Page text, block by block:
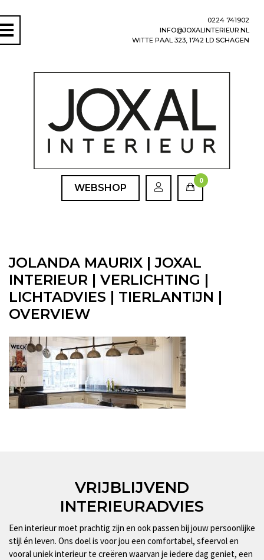
0224 741902
INFO@JOXALINTERIEUR.NL
WITTE PAAL 323, 1742 LD SCHAGEN
WEBSHOP
0
JOLANDA MAURIX | JOXAL
INTERIEUR | VERLICHTING |
LICHTADVIES | TIERLANTIJN |
OVERVIEW
VRIJBLIJVEND
INTERIEURADVIES
Een interieur moet prachtig zijn en ook passen bij jouw persoonlijke
stijl én leven. Ons doel is voor jou een comfortabel, sfeervol en
vooral uniek interieur te creëren waarvan je iedere dag geniet, een